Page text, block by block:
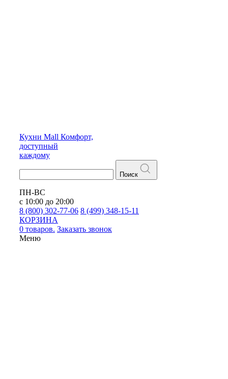
Кухни Mall Комфорт,
доступный
каждому
Поиск
ПН-ВС
с 10:00 до 20:00
8 (800) 302-77-06 8 (499) 348-15-11
КОРЗИНА
0 товаров. Заказать звонок
Меню